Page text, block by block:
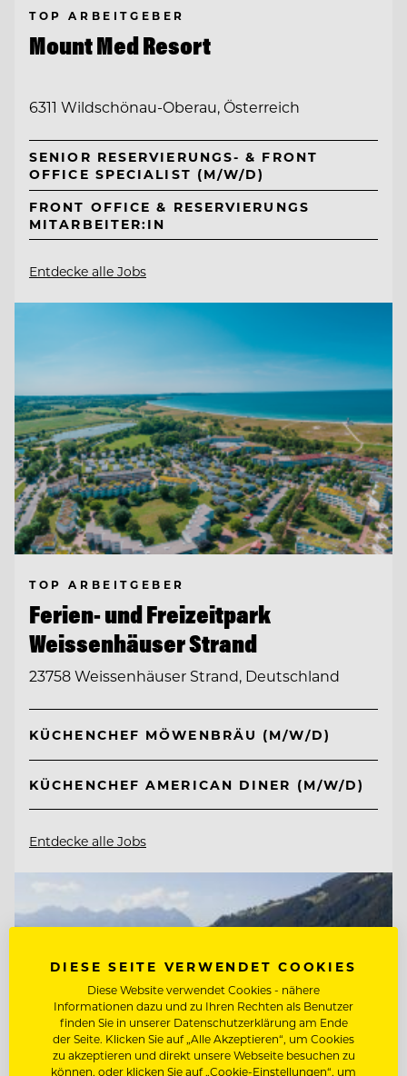
TOP ARBEITGEBER
Mount Med Resort
6311 Wildschönau-Oberau, Österreich
SENIOR RESERVIERUNGS- & FRONT
OFFICE SPECIALIST (M/W/D)
FRONT OFFICE & RESERVIERUNGS
MITARBEITER:IN
Entdecke alle Jobs
TOP ARBEITGEBER
Ferien- und Freizeitpark
Weissenhäuser Strand
23758 Weissenhäuser Strand, Deutschland
KÜCHENCHEF MÖWENBRÄU (M/W/D)
KÜCHENCHEF AMERICAN DINER (M/W/D)
Entdecke alle Jobs
DIESE SEITE VERWENDET COOKIES
Diese Website verwendet Cookies - nähere
Informationen dazu und zu Ihren Rechten als Benutzer
finden Sie in unserer Datenschutzerklärung am Ende
der Seite. Klicken Sie auf „Alle Akzeptieren“, um Cookies
zu akzeptieren und direkt unsere Webseite besuchen zu
können, oder klicken Sie auf „Cookie-Einstellungen“, um